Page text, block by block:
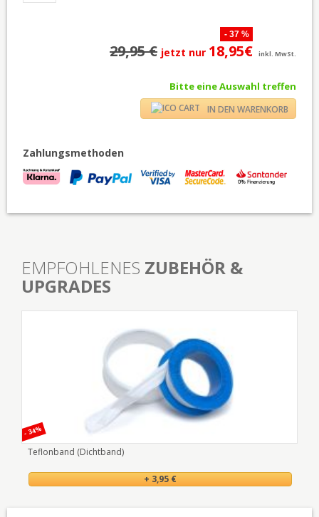
- 37 %
29,95 € jetzt nur 18,95€ inkl. MwSt.
Bitte eine Auswahl treffen
IN DEN WARENKORB
Zahlungsmethoden
EMPFOHLENES ZUBEHÖR &
UPGRADES
- 34%
Teflonband (Dichtband)
+ 3,95 €